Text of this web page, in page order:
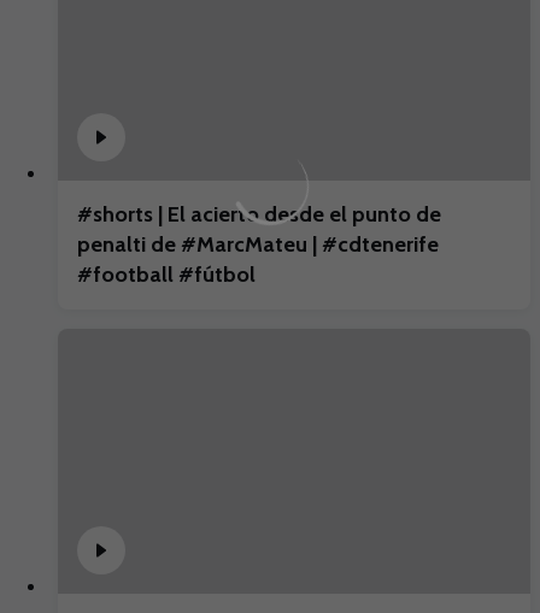
#shorts | El acierto desde el punto de
penalti de #MarcMateu | #cdtenerife
#football #fútbol